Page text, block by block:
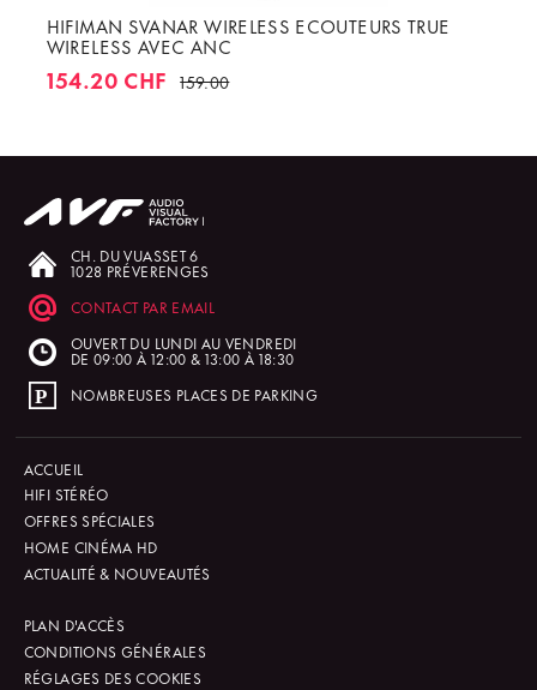
HIFIMAN SVANAR WIRELESS ECOUTEURS TRUE
WIRELESS AVEC ANC
154.20 CHF 159.00
CH. DU VUASSET 6
1028 PRÉVERENGES
CONTACT PAR EMAIL
OUVERT DU LUNDI AU VENDREDI
DE 09:00 À 12:00 & 13:00 À 18:30
NOMBREUSES PLACES DE PARKING
ACCUEIL
HIFI STÉRÉO
OFFRES SPÉCIALES
HOME CINÉMA HD
ACTUALITÉ & NOUVEAUTÉS
PLAN D'ACCÈS
CONDITIONS GÉNÉRALES
RÉGLAGES DES COOKIES